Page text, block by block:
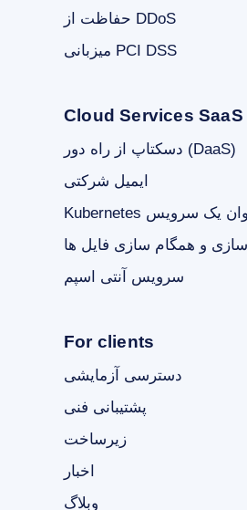
حفاظت از DDoS
میزبانی PCI DSS
Cloud Services SaaS
دسکتاپ از راه دور (DaaS)
ایمیل شرکتی
و همگام سازی فایل ها
سرویس آنتی اسپم
For clients
دسترسی آزمایشی
پشتیبانی فنی
زیرساخت
اخبار
وبلاگ